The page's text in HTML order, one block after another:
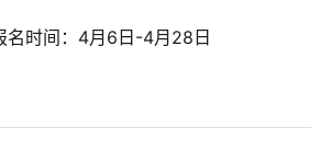
名时间：4月6日-4月28日